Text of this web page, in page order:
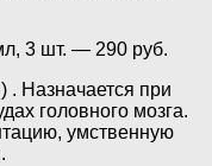
3 шт. — 290 руб.
Назначается при
головного мозга.
умственную